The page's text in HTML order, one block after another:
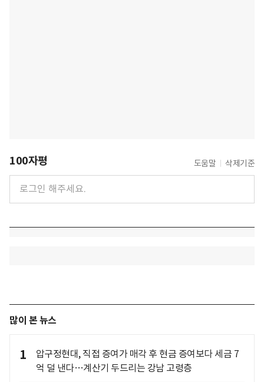
100자평 도움말 삭제기준
많이 본 뉴스
1
압구정현대, 직접 증여가 매각 후 현금 증여보다 세금 7
억 덜 낸다…계산기 두드리는 강남 고령층